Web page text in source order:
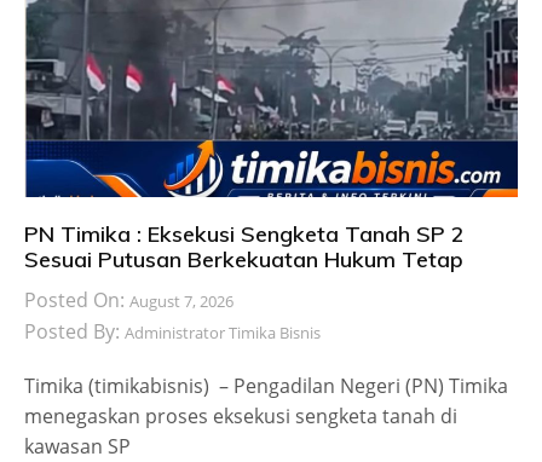
PN Timika : Eksekusi Sengketa Tanah SP 2
Sesuai Putusan Berkekuatan Hukum Tetap
Posted On: August 7, 2026
Posted By: Administrator Timika Bisnis
Timika (timikabisnis) – Pengadilan Negeri (PN) Timika
menegaskan proses eksekusi sengketa tanah di
kawasan SP